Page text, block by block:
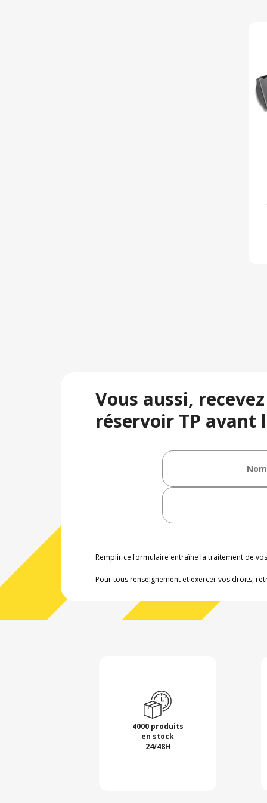
Vous aussi,
réservoir TP avant
Remplir ce formulaire entraîne la traitement de
Pour tous renseignement et exercer vos droits,
4000 produits
en stock
24/48H